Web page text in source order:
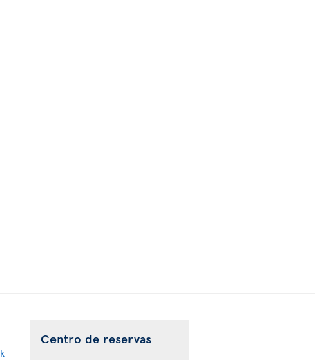
Centro de reservas